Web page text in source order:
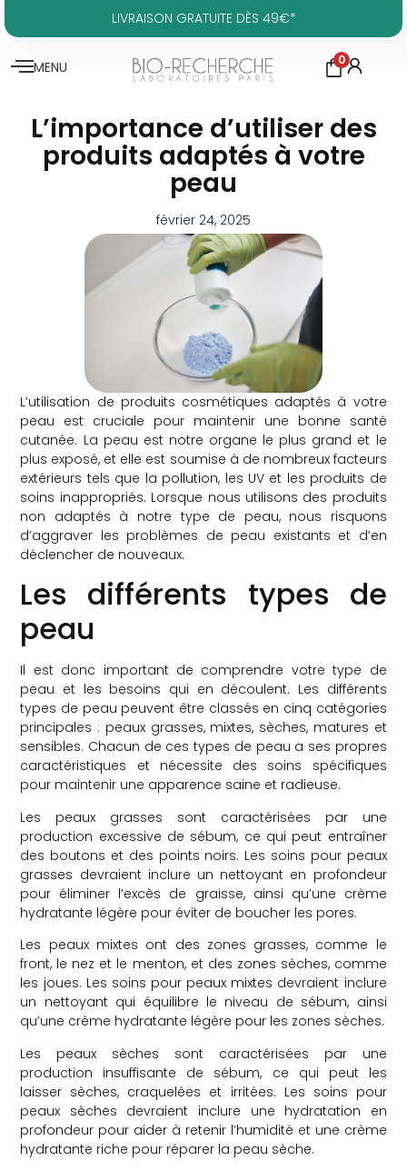
LIVRAISON GRATUITE DÈS 49€*
MENU 0
L’importance d’utiliser des
produits adaptés à votre
peau
février 24, 2025
L’utilisation de produits cosmétiques adaptés à votre
peau est cruciale pour maintenir une bonne santé
cutanée. La peau est notre organe le plus grand et le
plus exposé, et elle est soumise à de nombreux facteurs
extérieurs tels que la pollution, les UV et les produits de
soins inappropriés. Lorsque nous utilisons des produits
non adaptés à notre type de peau, nous risquons
d’aggraver les problèmes de peau existants et d’en
déclencher de nouveaux.
Les différents types de
peau
Il est donc important de comprendre votre type de
peau et les besoins qui en découlent. Les différents
types de peau peuvent être classés en cinq catégories
principales : peaux grasses, mixtes, sèches, matures et
sensibles. Chacun de ces types de peau a ses propres
caractéristiques et nécessite des soins spécifiques
pour maintenir une apparence saine et radieuse.
Les peaux grasses sont caractérisées par une
production excessive de sébum, ce qui peut entraîner
des boutons et des points noirs. Les soins pour peaux
grasses devraient inclure un nettoyant en profondeur
pour éliminer l’excès de graisse, ainsi qu’une crème
hydratante légère pour éviter de boucher les pores.
Les peaux mixtes ont des zones grasses, comme le
front, le nez et le menton, et des zones sèches, comme
les joues. Les soins pour peaux mixtes devraient inclure
un nettoyant qui équilibre le niveau de sébum, ainsi
qu’une crème hydratante légère pour les zones sèches.
Les peaux sèches sont caractérisées par une
production insuffisante de sébum, ce qui peut les
laisser sèches, craquelées et irritées. Les soins pour
peaux sèches devraient inclure une hydratation en
profondeur pour aider à retenir l’humidité et une crème
hydratante riche pour réparer la peau sèche.